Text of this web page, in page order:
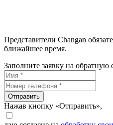
Представители Changan
ближайшее время.
Заполните заявку на обратную
Отправить
Нажав кнопку «Отправить»,